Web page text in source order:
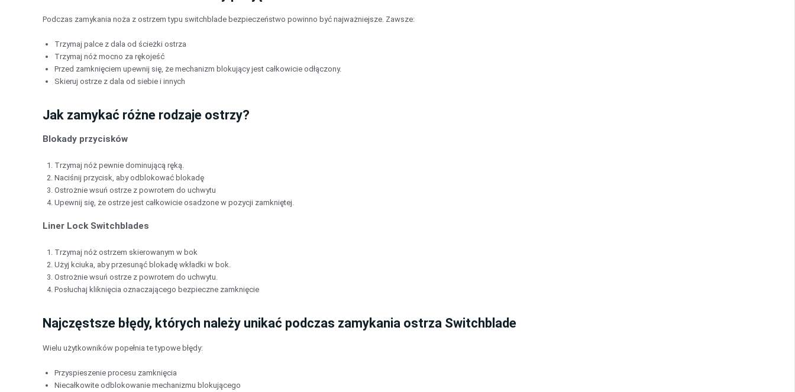
Podczas zamykania noża z ostrzem typu switchblade bezpieczeństwo powinno być najważniejsze. Zawsze:
Trzymaj palce z dala od ścieżki ostrza
Trzymaj nóż mocno za rękojeść
Przed zamknięciem upewnij się, że mechanizm blokujący jest całkowicie odłączony.
Skieruj ostrze z dala od siebie i innych
Jak zamykać różne rodzaje ostrzy?
Blokady przycisków
Trzymaj nóż pewnie dominującą ręką.
Naciśnij przycisk, aby odblokować blokadę
Ostrożnie wsuń ostrze z powrotem do uchwytu
Upewnij się, że ostrze jest całkowicie osadzone w pozycji zamkniętej.
Liner Lock Switchblades
Trzymaj nóż ostrzem skierowanym w bok
Użyj kciuka, aby przesunąć blokadę wkładki w bok.
Ostrożnie wsuń ostrze z powrotem do uchwytu.
Posłuchaj kliknięcia oznaczającego bezpieczne zamknięcie
Najczęstsze błędy, których należy unikać podczas zamykania ostrza Switchblade
Wielu użytkowników popełnia te typowe błędy:
Przyspieszenie procesu zamknięcia
Niecałkowite odblokowanie mechanizmu blokującego